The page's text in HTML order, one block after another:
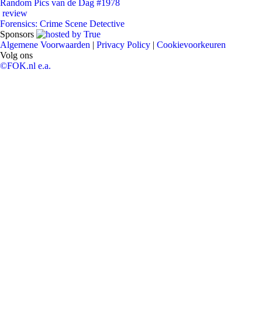
Random Pics van de Dag #1978
review
Forensics: Crime Scene Detective
Sponsors
Algemene Voorwaarden | Privacy Policy | Cookievoorkeuren
Volg ons
©FOK.nl e.a.